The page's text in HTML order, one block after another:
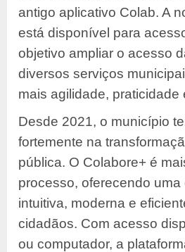
antigo aplicativo Colab. A
está disponível para
objetivo ampliar o acesso
diversos serviços
mais agilidade, praticidade
Desde 2021, o município
fortemente na
pública. O Colabore+ é
processo, oferecendo
intuitiva, moderna e
cidadãos. Com acesso
ou computador, a